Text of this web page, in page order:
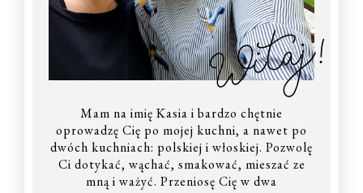
Witaj!
Mam na imię Kasia i bardzo chętnie
oprowadzę Cię po mojej kuchni, a nawet po
dwóch kuchniach: polskiej i włoskiej. Pozwolę
Ci dotykać, wąchać, smakować, mieszać ze
mną i ważyć. Przeniosę Cię w dwa